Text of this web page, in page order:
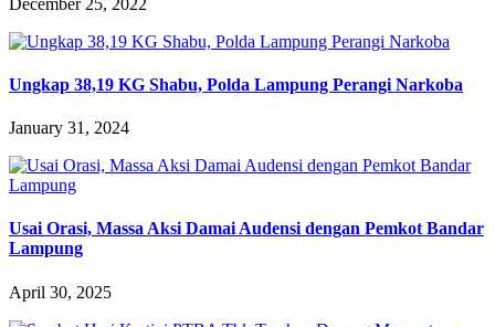
Ungkap 38,19 KG Shabu, Polda Lampung Perangi Narkoba
January 31, 2024
Usai Orasi, Massa Aksi Damai Audensi dengan Pemkot Bandar
Lampung
April 30, 2025